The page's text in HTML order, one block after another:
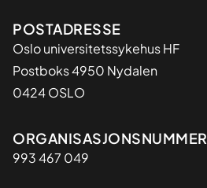
Adresse
POSTADRESSE
Oslo universitetssykehus HF
Postboks 4950 Nydalen
0424 OSLO
Organisasjon
ORGANISASJONSNUMMER
993 467 049